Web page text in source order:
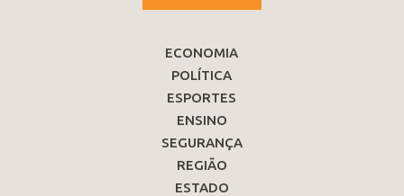
ECONOMIA
POLÍTICA
ESPORTES
ENSINO
SEGURANÇA
REGIÃO
ESTADO